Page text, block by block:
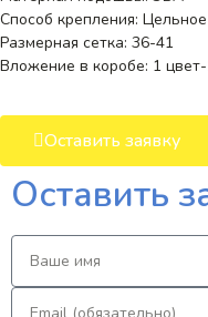
Способ крепления:
Размерная сетка: 36-41
Вложение в коробе: 1
Оставить заявку
Оставить